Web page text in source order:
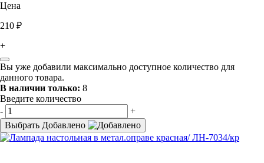
Цена
210 ₽
+
Вы уже добавили максимально доступное количество для
данного товара.
В наличии только: 8
Введите количество
-
+
Выбрать Добавлено